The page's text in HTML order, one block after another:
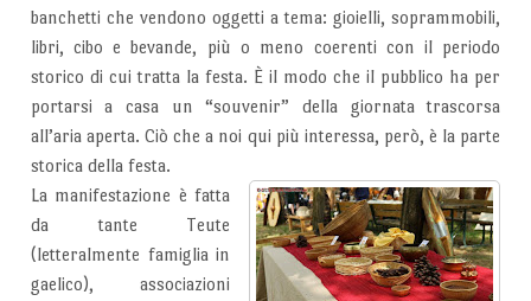
banchetti che vendono oggetti a tema: gioielli, soprammobili,
libri, cibo e bevande, più o meno coerenti con il periodo
storico di cui tratta la festa. È il modo che il pubblico ha per
portarsi a casa un “souvenir” della giornata trascorsa
all’aria aperta. Ciò che a noi qui più interessa, però, è la parte
storica della festa.
La manifestazione è fatta
da tante Teute
(letteralmente famiglia in
gaelico), associazioni